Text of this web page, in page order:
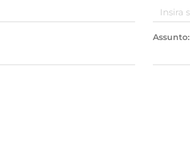
Assunto: